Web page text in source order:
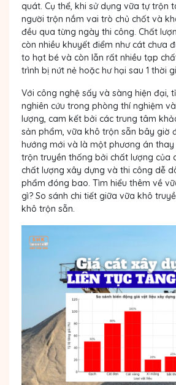
quát. Cụ thể, khi sử dụng vữa tự trộn
người trộn nắm vai trò chủ chốt và
đều qua từng ngày thi công. Chất
còn nhiều khuyết điểm như cát chưa
to hạt bé và còn lẫn rất nhiều tạp
trình bị nứt nẻ hoặc hư hại sau 1 thời
Với công nghệ sấy và sàng hiện đại,
nghiên cứu trong phòng thí nghiệm
lượng, cam kết bởi các trung tâm
sản phẩm, vữa khô trộn sẵn bây giờ
hướng mới và là một phương án
trộn truyền thống bởi chất lượng của
chất lượng xây dựng và thi công dễ
phẩm đóng bao. Tìm hiểu thêm về
gì? So sánh chi tiết giữa vữa khô
khô trộn sẵn.